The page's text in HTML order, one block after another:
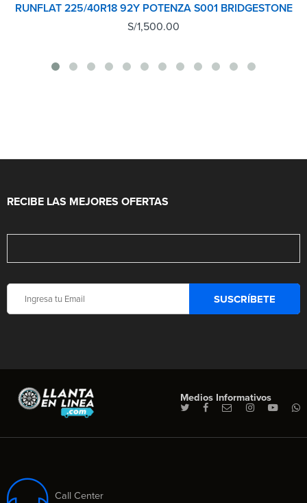
RUNFLAT 225/40R18 92Y POTENZA S001 BRIDGESTONE
S/1,500.00
RECIBE LAS MEJORES OFERTAS
Medios Informativos
Call Center